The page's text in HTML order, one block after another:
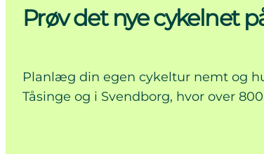
Mad og drikke
Overnatning
Prøv det nye cykelnet
Planlæg din egen cykeltur nemt og
Tåsinge og i Svendborg, hvor over